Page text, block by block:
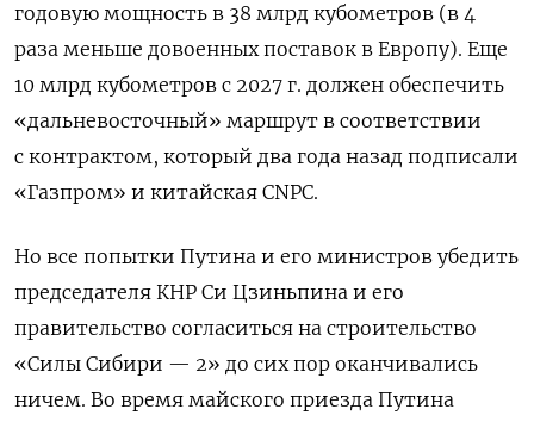
годовую мощность в 38 млрд кубометров (в 4
раза меньше довоенных поставок в Европу). Еще
10 млрд кубометров с 2027 г. должен обеспечить
«дальневосточный» маршрут в соответствии
с контрактом, который два года назад подписали
«Газпром» и китайская CNPC.
Но все попытки Путина и его министров убедить
председателя КНР Си Цзиньпина и его
правительство согласиться на строительство
«Силы Сибири — 2» до сих пор оканчивались
ничем. Во время майского приезда Путина